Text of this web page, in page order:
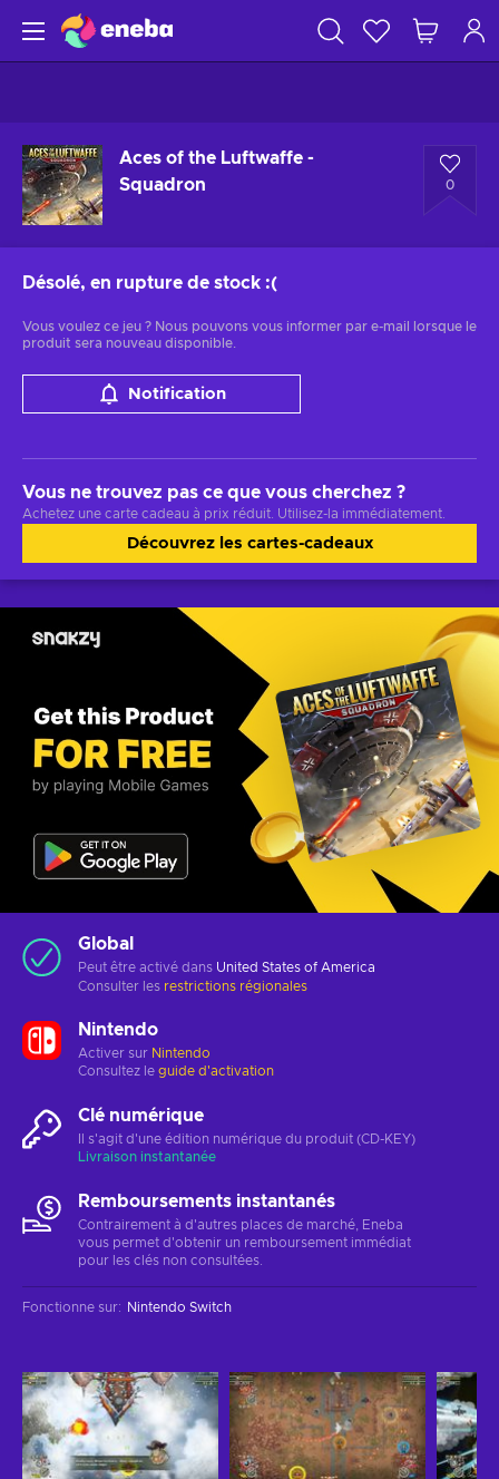
Aces of the Luftwaffe -
Squadron
0
Désolé, en rupture de stock :(
Vous voulez ce jeu ? Nous pouvons vous informer par e-mail lorsque le
produit sera nouveau disponible.
Notification
Vous ne trouvez pas ce que vous cherchez ?
Achetez une carte cadeau à prix réduit. Utilisez-la immédiatement.
Découvrez les cartes-cadeaux
Global
Peut être activé dans United States of America
Consulter les restrictions régionales
Nintendo
Activer sur Nintendo
Consultez le guide d'activation
Clé numérique
Il s'agit d'une édition numérique du produit (CD-KEY)
Livraison instantanée
Remboursements instantanés
Contrairement à d'autres places de marché, Eneba
vous permet d'obtenir un remboursement immédiat
pour les clés non consultées.
Fonctionne sur: Nintendo Switch